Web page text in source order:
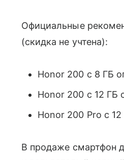
Официальные
(скидка не учтена):
Honor 200 с 8 ГБ
Honor 200 с 12 ГБ
Honor 200 Pro с
В продаже смартфон